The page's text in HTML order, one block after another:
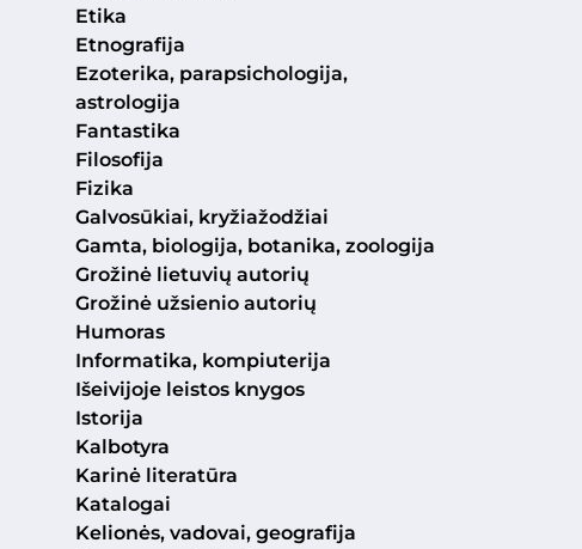
Etika
Etnografija
Ezoterika, parapsichologija,
astrologija
Fantastika
Filosofija
Fizika
Galvosūkiai, kryžiažodžiai
Gamta, biologija, botanika, zoologija
Grožinė lietuvių autorių
Grožinė užsienio autorių
Humoras
Informatika, kompiuterija
Išeivijoje leistos knygos
Istorija
Kalbotyra
Karinė literatūra
Katalogai
Kelionės, vadovai, geografija